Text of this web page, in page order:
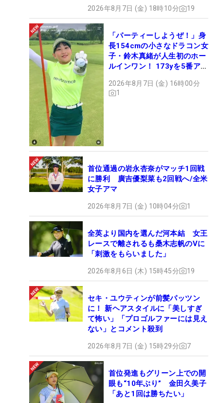
2026年8月7日 (金) 18時10分 19
「パーティーしようぜ！」身
長154cmの小さなドラコン女
子・鈴木真緒が人生初のホー
ルインワン！ 173yを5番アイ
2026年8月7日 (金) 16時00分
1
首位通過の岩永杏奈がマッチ1回戦
に勝利 廣吉優梨菜も2回戦へ/全米
女子アマ
2026年8月7日 (金) 10時04分 1
全英より国内を選んだ河本結 女王
レースで離されるも桑木志帆のVに
「刺激をもらいました」
2026年8月6日 (木) 15時45分 19
セキ・ユウティンが前髪パッツン
に！ 新ヘアスタイルに「美しすぎ
て怖い」「プロゴルファーには見え
ない」とコメント殺到
2026年8月7日 (金) 15時29分 7
首位発進もグリーン上での開
眼も“10年ぶり” 金田久美子
「あと1回は勝ちたい」